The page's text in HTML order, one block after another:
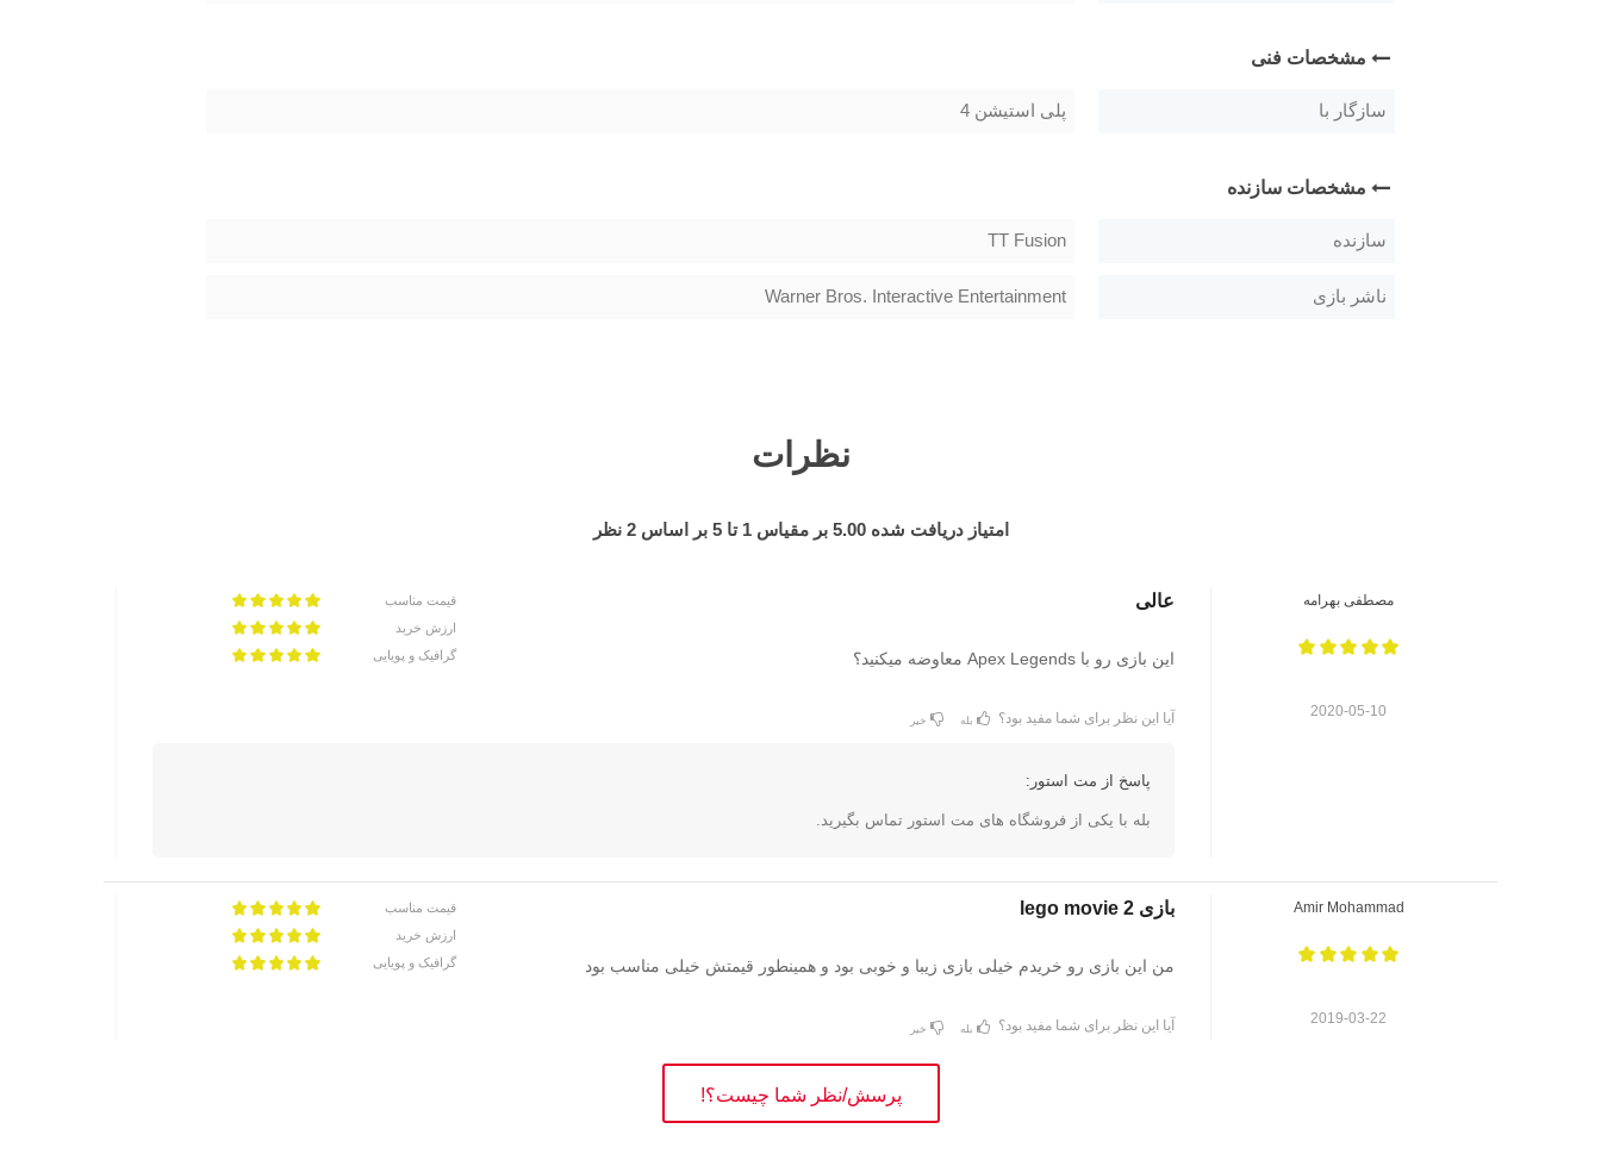
مشخصات فنی
سازگار با پلی استیشن 4
مشخصات سازنده
سازنده TT Fusion
ناشر بازی Warner Bros. Interactive Entertainment
نظرات
امتیاز دریافت شده5.00 بر مقیاس1 تا5 بر اساس2 نظر
مصطفی بهرامه
2020-05-10
عالی
این بازی رو با Apex Legends معاوضه میکنید؟
قیمت مناسب
ارزش خرید
گرافیک و پویایی
آیا این نظر برای شما مفید بود؟ بله خیر
پاسخ از مت استور:
بله با یکی از فروشگاه های مت استور تماس بگیرید.
Amir Mohammad
2019-03-22
بازی lego movie 2
من این بازی رو خریدم خیلی بازی زیبا و خوبی بود و همینطور قیمتش خیلی مناسب بود
قیمت مناسب
ارزش خرید
گرافیک و پویایی
آیا این نظر برای شما مفید بود؟ بله خیر
پرسش/نظر شما چیست؟!